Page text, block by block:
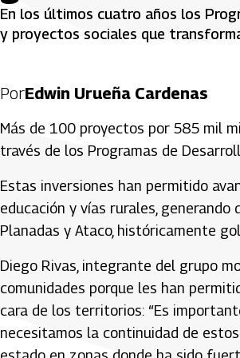
En los últimos cuatro años los
y proyectos sociales que
PorEdwin Urueña Cardenas
Más de 100 proyectos por 585 mil
través de los Programas de
Estas inversiones han permitido
educación y vías rurales, generando
Planadas y Ataco, históricamente
Diego Rivas, integrante del grupo
comunidades porque les han
cara de los territorios: “Es
necesitamos la continuidad de